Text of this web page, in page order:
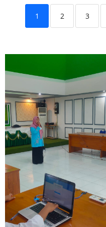
1 2 3